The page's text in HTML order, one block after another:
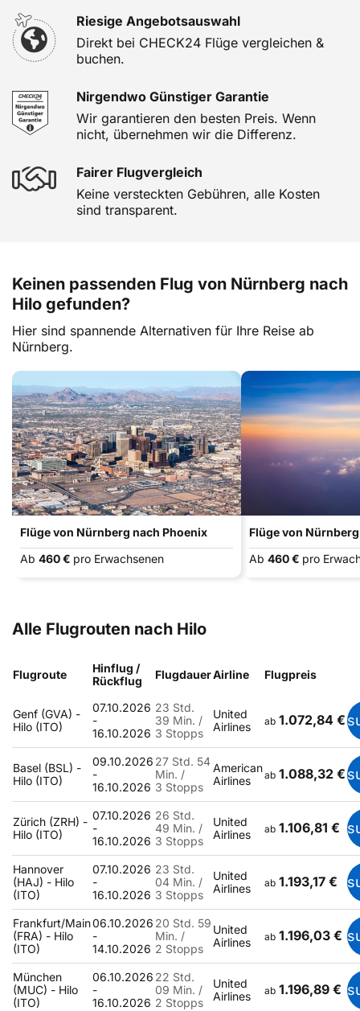
Riesige Angebotsauswahl
Direkt bei CHECK24 Flüge vergleichen &
buchen.
Nirgendwo Günstiger Garantie
Wir garantieren den besten Preis. Wenn
nicht, übernehmen wir die Differenz.
Fairer Flugvergleich
Keine versteckten Gebühren, alle Kosten
sind transparent.
Keinen passenden Flug von Nürnberg nach
Hilo gefunden?
Hier sind spannende Alternativen für Ihre Reise ab
Nürnberg.
Flüge von Nürnberg nach Phoenix
Ab 460 € pro Erwachsenen
Flüge von
Ab 460 € pro
Alle Flugrouten nach Hilo
Flugroute
Hinflug /
Rückflug
FlugdauerAirline Flugpreis
Genf (GVA) -
Hilo (ITO)
07.10.2026
-
16.10.2026
23 Std.
39 Min. /
3 Stopps
United
Airlines
ab 1.072,84 €
Basel (BSL) -
Hilo (ITO)
09.10.2026
-
16.10.2026
27 Std. 54
Min. /
3 Stopps
American
Airlines
ab 1.088,32 €
Zürich (ZRH) -
Hilo (ITO)
07.10.2026
-
16.10.2026
26 Std.
49 Min. /
3 Stopps
United
Airlines
ab 1.106,81 €
Hannover
(HAJ) - Hilo
(ITO)
07.10.2026
-
16.10.2026
23 Std.
04 Min. /
3 Stopps
United
Airlines
ab 1.193,17 €
Frankfurt/Main
(FRA) - Hilo
(ITO)
06.10.2026
-
14.10.2026
20 Std. 59
Min. /
2 Stopps
United
Airlines
ab 1.196,03 €
München
(MUC) - Hilo
(ITO)
06.10.2026
-
16.10.2026
22 Std.
09 Min. /
2 Stopps
United
Airlines
ab 1.196,89 €